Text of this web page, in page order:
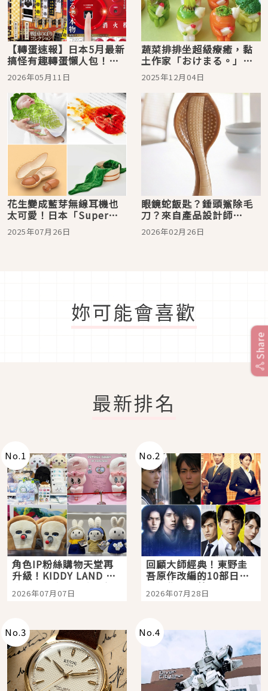
【轉蛋速報】日本5月最新
搞怪有趣轉蛋懶人包！將
日本國民行李箱隨身帶著
走
2026年05月11日
蔬菜排排坐超級療癒，黏
土作家「おけまる。」所
帶來的食物擬人黏土模型
2025年12月04日
花生變成藍芽無線耳機也
太可愛！日本「Super
Market KAKAMU」推出的
創意超市小物
2025年07月26日
眼鏡蛇飯匙？錘頭鯊除毛
刀？來自產品設計師
「ishikawakazuya（いし
かわかずや）」的創意發
2026年02月26日
妳可能會喜歡
最新排名
No.1
角色IP粉絲購物天堂再
升級！KIDDY LAND 原
宿店吉伊卡哇迎客，新
開幕 OMOKADO 店3分
2026年07月07日
No.2
回顧大師經典！東野圭
吾原作改編的10部日本
影視作品推薦
2026年07月28日
No.3 No.4
Share